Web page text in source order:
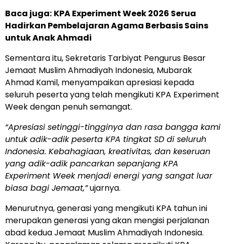
Baca juga: KPA Experiment Week 2026 Serua
Hadirkan Pembelajaran Agama Berbasis Sains
untuk Anak Ahmadi
Sementara itu, Sekretaris Tarbiyat Pengurus Besar
Jemaat Muslim Ahmadiyah Indonesia, Mubarak
Ahmad Kamil, menyampaikan apresiasi kepada
seluruh peserta yang telah mengikuti KPA Experiment
Week dengan penuh semangat.
“Apresiasi setinggi-tingginya dan rasa bangga kami
untuk adik-adik peserta KPA tingkat SD di seluruh
Indonesia. Kebahagiaan, kreativitas, dan keseruan
yang adik-adik pancarkan sepanjang KPA
Experiment Week menjadi energi yang sangat luar
biasa bagi Jemaat,”ujarnya.
Menurutnya, generasi yang mengikuti KPA tahun ini
merupakan generasi yang akan mengisi perjalanan
abad kedua Jemaat Muslim Ahmadiyah Indonesia.